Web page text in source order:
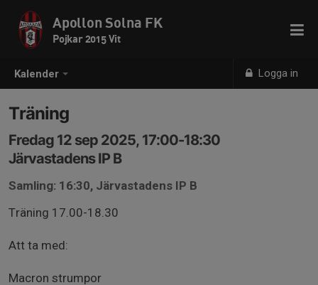
Kalender Logga in
Apollon Solna FK
Pojkar 2015 Vit
Träning
Fredag 12 sep 2025, 17:00-18:30
Järvastadens IP B
Samling: 16:30, Järvastadens IP B
Träning 17.00-18.30
Att ta med:
Macron strumpor